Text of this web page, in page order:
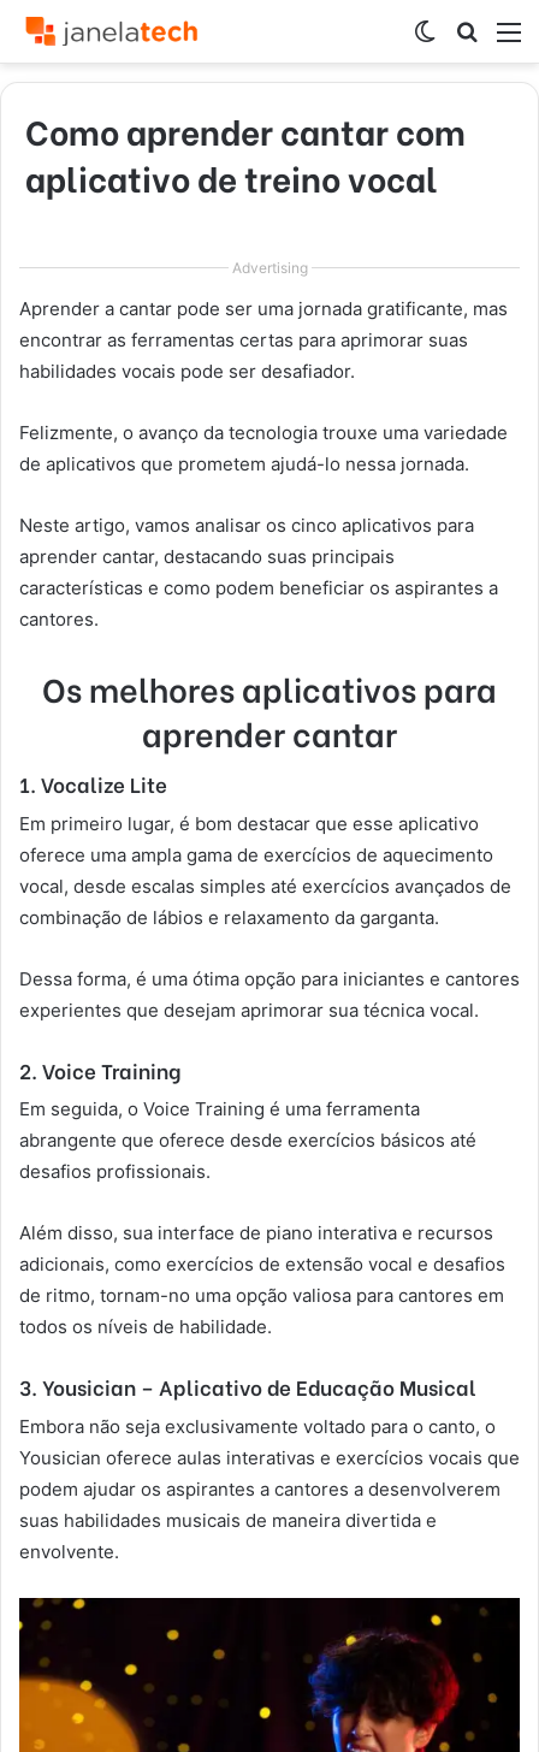
por
Switch
skin
Como aprender cantar com
aplicativo de treino vocal
Advertising
Aprender a cantar pode ser uma jornada gratificante, mas
encontrar as ferramentas certas para aprimorar suas
habilidades vocais pode ser desafiador.
Felizmente, o avanço da tecnologia trouxe uma variedade
de aplicativos que prometem ajudá-lo nessa jornada.
Neste artigo, vamos analisar os cinco aplicativos para
aprender cantar, destacando suas principais
características e como podem beneficiar os aspirantes a
cantores.
Os melhores aplicativos para
aprender cantar
1. Vocalize Lite
Em primeiro lugar, é bom destacar que esse aplicativo
oferece uma ampla gama de exercícios de aquecimento
vocal, desde escalas simples até exercícios avançados de
combinação de lábios e relaxamento da garganta.
Dessa forma, é uma ótima opção para iniciantes e cantores
experientes que desejam aprimorar sua técnica vocal.
2. Voice Training
Em seguida, o Voice Training é uma ferramenta
abrangente que oferece desde exercícios básicos até
desafios profissionais.
Além disso, sua interface de piano interativa e recursos
adicionais, como exercícios de extensão vocal e desafios
de ritmo, tornam-no uma opção valiosa para cantores em
todos os níveis de habilidade.
3. Yousician – Aplicativo de Educação Musical
Embora não seja exclusivamente voltado para o canto, o
Yousician oferece aulas interativas e exercícios vocais que
podem ajudar os aspirantes a cantores a desenvolverem
suas habilidades musicais de maneira divertida e
envolvente.